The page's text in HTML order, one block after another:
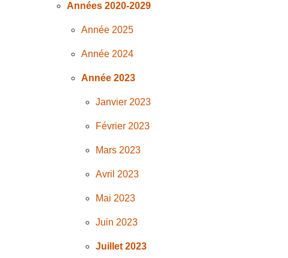
Années 2020-2029
Année 2025
Année 2024
Année 2023
Janvier 2023
Février 2023
Mars 2023
Avril 2023
Mai 2023
Juin 2023
Juillet 2023